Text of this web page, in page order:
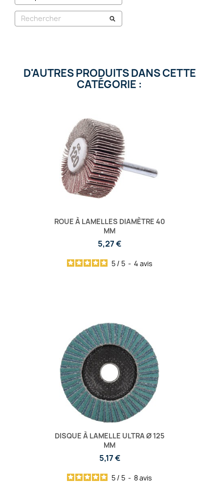
D'AUTRES PRODUITS DANS CETTE
CATÉGORIE :
ROUE À LAMELLES DIAMÈTRE 40
MM
5,27 €
5 / 5 - 4 avis
DISQUE À LAMELLE ULTRA Ø 125
MM
5,17 €
5 / 5 - 8avis